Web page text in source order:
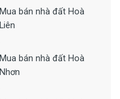
Mua bán nhà đất Hoà
Liên
Mua bán nhà đất Hoà
Nhơn